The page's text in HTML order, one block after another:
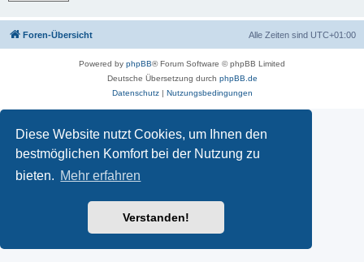
Diese Website nutzt Cookies, um Ihnen den
bestmöglichen Komfort bei der Nutzung zu
bieten. Mehr erfahren
Verstanden!
Foren-Übersicht Alle Zeiten sind UTC+01:00
Powered by phpBB® Forum Software © phpBB Limited
Deutsche Übersetzung durch phpBB.de
Datenschutz| Nutzungsbedingungen